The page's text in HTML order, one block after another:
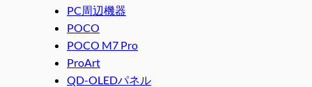
PC周辺機器
POCO
POCO M7 Pro
ProArt
QD-OLEDパネル